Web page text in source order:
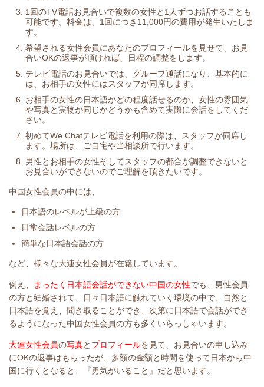
1回のTV電話お見合いで複数の女性と1人ずつお話することも
可能です。料金は、1回につき11,000円の費用が発生いたしま
す。
希望される女性会員にあなたのプロフィールを見せて、お見
合いOKの返事が頂ければ、日程の調整をします。
テレビ電話のお見合いでは、グループ通話になり、基本的に
は、お相手の女性にはスタッフが同席します。
お相手の女性の日本語がどの程度話せるのか、女性の雰囲気
や写真と実物が同じかどうかも含めて実際に会話をしてくだ
さい。
初めてWe Chatテレビ電話を利用の際は、スタッフが同席し
ます。場所は、ご自宅や当相談所で行います。
男性とお相手の女性そしてスタッフの都合が調整できないと
お見合いができないのでご理解を頂きたいです。
中国女性会員の中には、
日本語のレベルが上級の方
日常会話レベルの方
簡単な日本語会話の方
など、様々な大連女性会員が在籍しています。
例え、 まったく日本語会話ができない中国の女性でも、男性会員
の方と結婚されて、日々日本語に触れていく環境の中で、自然と
日本語を覚え、聞き取ることができ、次第に日本語で会話ができ
るようになった中国女性会員の方も多くいらっしゃいます。
大連女性会員の写真と プロフィールを見て、お見合いの申し込み
にOKの返事はもらったが、多額の金額と時間を使って日本から中
国に行くとなると、『勇気がいること』だと思います。